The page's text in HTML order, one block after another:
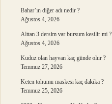
Bahar’ın diğer adı nedir ?
Ağustos 4, 2026
Alttan 3 dersim var bursum kesilir mi ?
Ağustos 4, 2026
Kuduz olan hayvan kaç günde olur ?
Temmuz 27, 2026
Keten tohumu maskesi kaç dakika ?
Temmuz 25, 2026